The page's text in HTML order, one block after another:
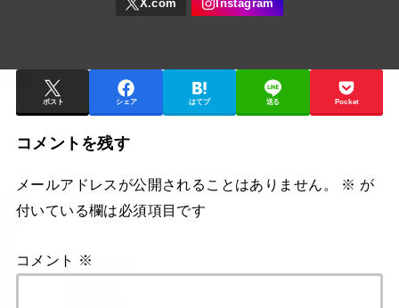
ポスト シェア はてブ 送る Pocket
コメントを残す
メールアドレスが公開されることはありません。 ※ が
付いている欄は必須項目です
コメント ※